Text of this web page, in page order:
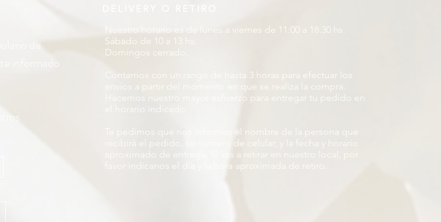
informado
Nuestro horario es de lunes a viernes de 11:00 a 18:30 hs.
Sábado de 10 a 13 hs.
Domingos cerrado.
Contamos con un rango de hasta 3 horas para efectuar los
envíos a partir del momento en que se realiza la compra.
Hacemos nuestro mayor esfuerzo para entregar tu pedido en
Te pedimos que nos informes el nombre de la persona que
recibirá el pedido, su número de celular, y la fecha y horario
aproximado de entrega. Si vas a retirar en nuestro local, por
favor indícanos el día y la hora aproximada de retiro.